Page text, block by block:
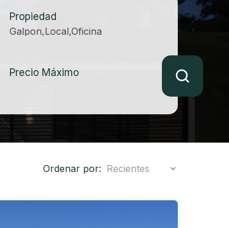
Propiedad
Galpon,Local,Oficina
Precio Máximo
Ordenar por: